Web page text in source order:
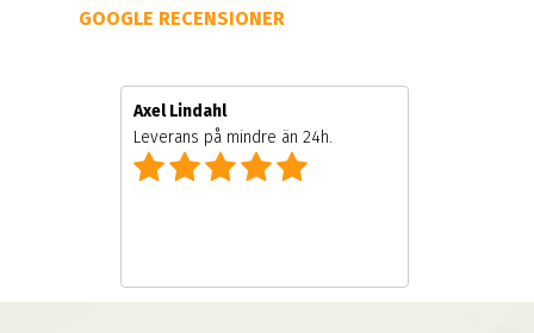
GOOGLE RECENSIONER
Axel Lindahl
Leverans på mindre än 24h.